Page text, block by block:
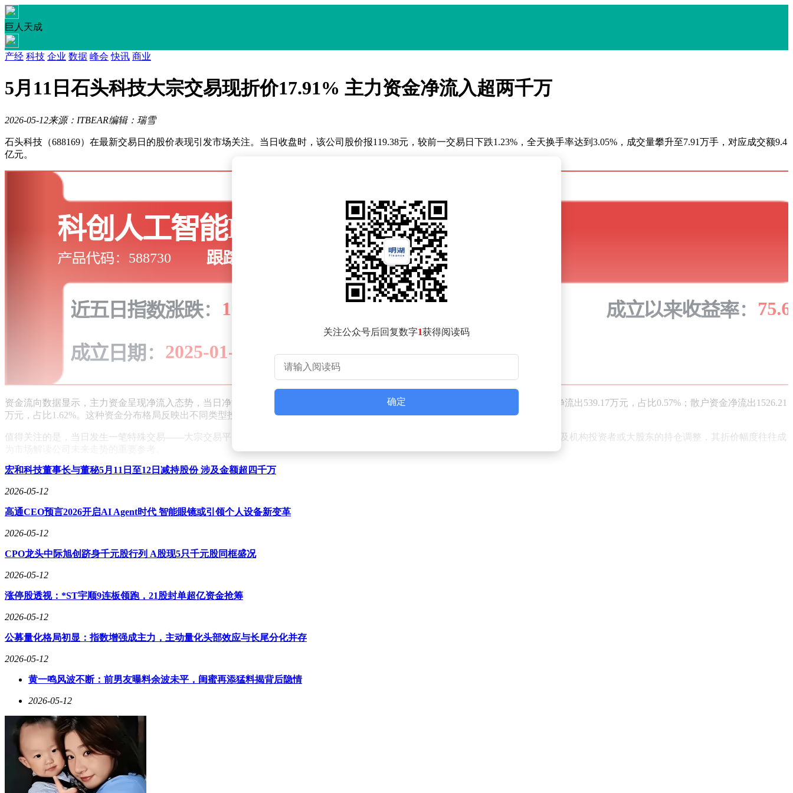
巨人天成
产经 科技 企业 数据 峰会 快讯 商业
5月11日石头科技大宗交易现折价17.91% 主力资金净流入超两千万
2026-05-12来源：ITBEAR编辑：瑞雪
石头科技（688169）在最新交易日的股价表现引发市场关注。当日收盘时，该公司股价报119.38元，较前一交易日下跌1.23%，全天换手率达到3.05%，成交量攀升至7.91万手，对应成交额9.4
亿元。
资金流向数据显示，主力资金呈现净流入态势，当日净流入金额达2065.38万元，占全天成交额的2.2%。与之形成对比的是，游资资金净流出539.17万元，占比0.57%；散户资金净流出1526.21
万元，占比1.62%。这种资金分布格局反映出不同类型投资者对个股的短期判断存在差异。
值得关注的是，当日发生一笔特殊交易——大宗交易平台出现1笔折价成交，折价率高达17.91%，涉及金额617.4万元。这类交易通常涉及机构投资者或大股东的持仓调整，其折价幅度往往成
市场分析人士指出，当日股价波动与资金流向变化可能受到多重因素影响，包括行业动态、公司基本面变化以及市场情绪波动等。投资者需结合公司长期发展前景和短期交易数据，审慎评估
关注公众号后回复数字1获得阅读码
确定
宏和科技董事长与董秘5月11日至12日减持股份 涉及金额超四千万
2026-05-12
高通CEO预言2026开启AI Agent时代 智能眼镜或引领个人设备新变革
2026-05-12
CPO龙头中际旭创跻身千元股行列 A股现5只千元股同框盛况
2026-05-12
涨停股透视：*ST宇顺9连板领跑，21股封单超亿资金抢筹
2026-05-12
公募量化格局初显：指数增强成主力，主动量化头部效应与长尾分化并存
2026-05-12
黄一鸣风波不断：前男友曝料余波未平，闺蜜再添猛料揭背后隐情
2026-05-12